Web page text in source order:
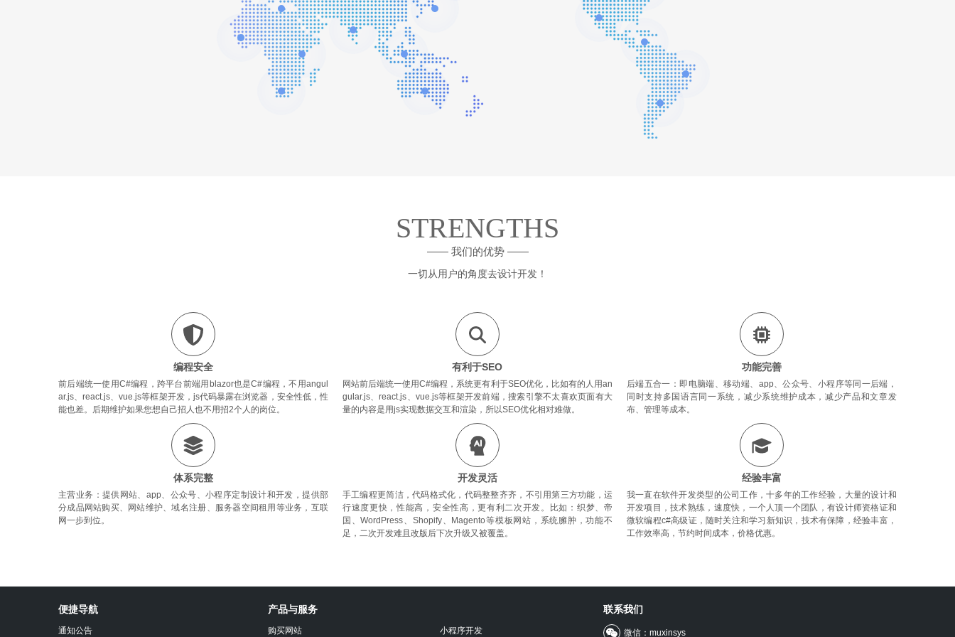
STRENGTHS
—— 我们的优势 ——
一切从用户的角度去设计开发！
编程安全
前后端统一使用C#编程，跨平台前端用blazor也是C#编程，不用angul
ar.js、react.js、vue.js等框架开发，js代码暴露在浏览器，安全性低，性
能也差。后期维护如果您想自己招人也不用招2个人的岗位。
有利于SEO
网站前后端统一使用C#编程，系统更有利于SEO优化，比如有的人用an
gular.js、react.js、vue.js等框架开发前端，搜索引擎不太喜欢页面有大
量的内容是用js实现数据交互和渲染，所以SEO优化相对难做。
功能完善
后端五合一：即电脑端、移动端、app、公众号、小程序等同一后端，
同时支持多国语言同一系统，减少系统维护成本，减少产品和文章发
布、管理等成本。
体系完整
主营业务：提供网站、app、公众号、小程序定制设计和开发，提供部
分成品网站购买、网站维护、域名注册、服务器空间租用等业务，互联
网一步到位。
开发灵活
手工编程更简洁，代码格式化，代码整整齐齐，不引用第三方功能，运
行速度更快，性能高，安全性高，更有利二次开发。比如：织梦、帝
国、WordPress、Shopify、Magento等模板网站，系统臃肿，功能不
足，二次开发难且改版后下次升级又被覆盖。
经验丰富
我一直在软件开发类型的公司工作，十多年的工作经验，大量的设计和
开发项目，技术熟练，速度快，一个人顶一个团队，有设计师资格证和
微软编程c#高级证，随时关注和学习新知识，技术有保障，经验丰富，
工作效率高，节约时间成本，价格优惠。
便捷导航
通知公告
产品与服务
购买网站 小程序开发
联系我们
微信：muxinsys